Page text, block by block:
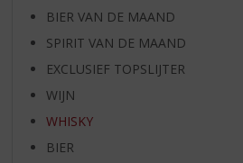
BIER VAN DE MAAND
SPIRIT VAN DE MAAND
EXCLUSIEF TOPSLIJTER
WIJN
WHISKY
BIER